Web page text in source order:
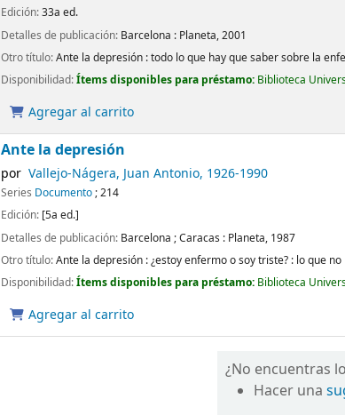
Edición:33a ed.
Detalles de publicación: Barcelona : Planeta,2001
Otro título:Ante la depresión : todo lo que hay que saber sobre la
Disponibilidad:Ítems disponibles para préstamo: Biblioteca
Agregar al carrito
Ante la depresión
por Vallejo-Nágera, Juan Antonio, 1926-1990
Series Documento; 214
Edición: [5a ed.]
Detalles de publicación: Barcelona ; Caracas : Planeta, 1987
Otro título:Ante la depresión : ¿estoy enfermo o soy triste? : lo que
Disponibilidad:Ítems disponibles para préstamo: Biblioteca
Agregar al carrito
¿No encuentras
Hacer una